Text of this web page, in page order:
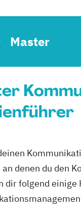
Master
an denen du den
dir folgend einige